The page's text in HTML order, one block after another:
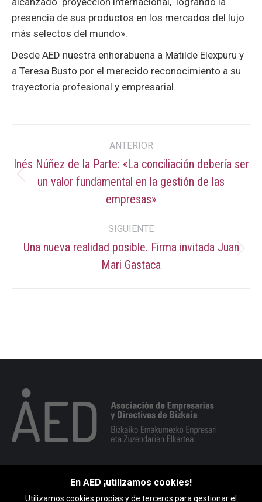
presencia de sus productos en los mercados del lujo
más selectos del mundo».
Desde AED nuestra enhorabuena a Matilde Elexpuru y
a Teresa Busto por el merecido reconocimiento a su
trayectoria profesional y empresarial.
entre
publicaciones
ANTERIOR
Publicación
anterior:
Inés Núñez de la Parte: «La conciliación debería ser
un valor fundamental en la gestión de las
empresas»
SIGUIENTE
siguiente:
Una nueva realidad posible. Firma invitada Juan
Mari Gastaca
Portuko markesaren kalea 10, 1. esk. 48008 BILBO
946 793 513En AED ¡utilizamos cookies!
Utilizamos cookies propias y de terceros para gestionar el